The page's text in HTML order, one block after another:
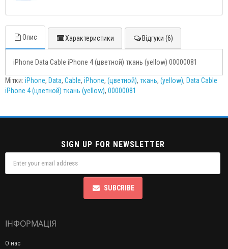
Опис Характеристики Відгуки (6)
iPhone Data Cable iPhone 4 (цветной) ткань (yellow) 00000081
Мітки: iPhone, Data, Cable, iPhone, (цветной), ткань, (yellow), Data Cable
iPhone 4 (цветной) ткань (yellow), 00000081
SIGN UP FOR NEWSLETTER
SUBCRIBE
ІНФОРМАЦІЯ
О нас